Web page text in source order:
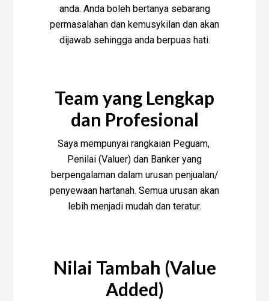
anda. Anda boleh bertanya sebarang
permasalahan dan kemusykilan dan akan
dijawab sehingga anda berpuas hati.
Team yang Lengkap
dan Profesional
Saya mempunyai rangkaian Peguam,
Penilai (Valuer) dan Banker yang
berpengalaman dalam urusan penjualan/
penyewaan hartanah. Semua urusan akan
lebih menjadi mudah dan teratur.
Nilai Tambah (Value
Added)